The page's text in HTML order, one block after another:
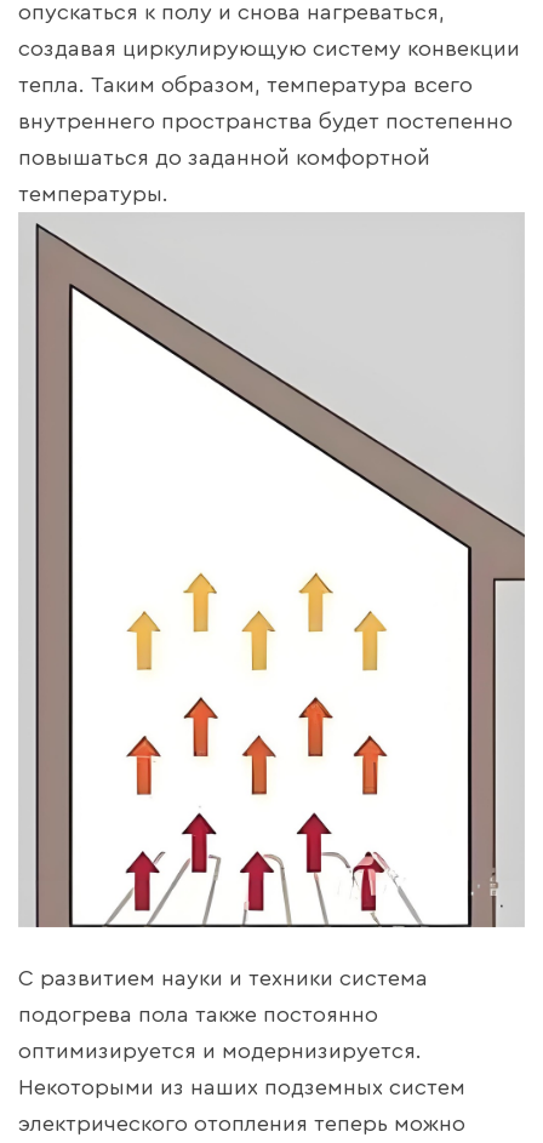
опускаться к полу и снова нагреваться,
создавая циркулирующую систему конвекции
тепла. Таким образом, температура всего
внутреннего пространства будет постепенно
повышаться до заданной комфортной
температуры.
С развитием науки и техники система
подогрева пола также постоянно
оптимизируется и модернизируется.
Некоторыми из наших подземных систем
электрического отопления теперь можно